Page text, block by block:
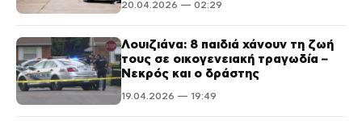
20.04.2026 — 02:29
Λουιζιάνα: 8 παιδιά χάνουν τη ζωή
τους σε οικογενειακή τραγωδία –
Νεκρός και ο δράστης
19.04.2026 — 19:49